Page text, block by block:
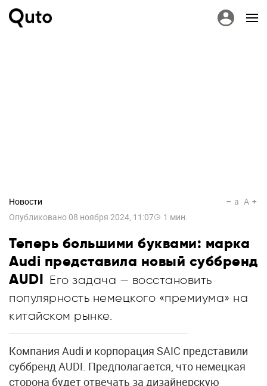
Новости
Опубликовано 08 ноября 2024, 11:07 1 мин.
a A
Теперь большими буквами: марка
Audi представила новый суббренд
AUDI Его задача — восстановить
популярность немецкого «премиума» на
китайском рынке.
Компания Audi и корпорация SAIC представили
суббренд AUDI. Предполагается, что немецкая
сторона будет отвечать за дизайнерскую